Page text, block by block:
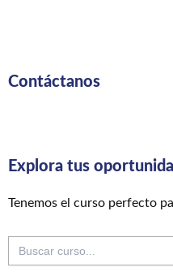
Contáctanos
Explora tus
Tenemos el curso perfecto
Buscar: